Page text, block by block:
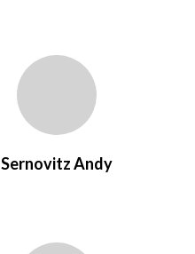
Sernovitz Andy